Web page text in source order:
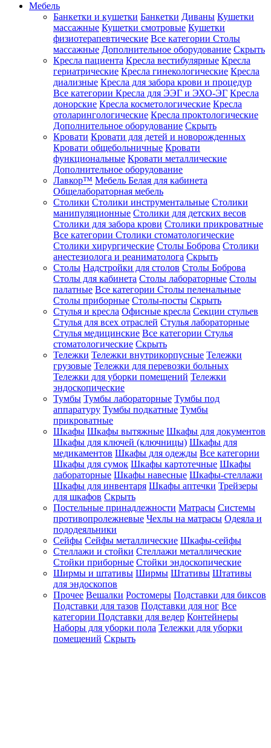
Мебель
Банкетки и кушетки Банкетки Диваны Кушетки
массажные Кушетки смотровые Кушетки
физиотерапевтические Все категории Столы
массажные Дополнительное оборудование Скрыть
Кресла пациента Кресла вестибулярные Кресла
гериатрические Кресла гинекологические Кресла
диализные Кресла для забора крови и процедур
Все категории Кресла для ЭЭГ и ЭХО-ЭГ Кресла
донорские Кресла косметологические Кресла
отоларингологические Кресла проктологические
Дополнительное оборудование Скрыть
Кровати Кровати для детей и новорожденных
Кровати общебольничные Кровати
функциональные Кровати металлические
Дополнительное оборудование
Лавкор™ Мебель Белая для кабинета
Общелабораторная мебель
Столики Столики инструментальные Столики
манипуляционные Столики для детских весов
Столики для забора крови Столики прикроватные
Все категории Столики стоматологические
Столики хирургические Столы Боброва Столики
анестезиолога и реаниматолога Скрыть
Столы Надстройки для столов Столы Боброва
Столы для кабинета Столы лабораторные Столы
палатные Все категории Столы пеленальные
Столы приборные Столы-посты Скрыть
Стулья и кресла Офисные кресла Секции стульев
Стулья для всех отраслей Стулья лабораторные
Стулья медицинские Все категории Стулья
стоматологические Скрыть
Тележки Тележки внутрикорпусные Тележки
грузовые Тележки для перевозки больных
Тележки для уборки помещений Тележки
эндоскопические
Тумбы Тумбы лабораторные Тумбы под
аппаратуру Тумбы подкатные Тумбы
прикроватные
Шкафы Шкафы вытяжные Шкафы для документов
Шкафы для ключей (ключницы) Шкафы для
медикаментов Шкафы для одежды Все категории
Шкафы для сумок Шкафы картотечные Шкафы
лабораторные Шкафы навесные Шкафы-стеллажи
Шкафы для инвентаря Шкафы аптечки Трейзеры
для шкафов Скрыть
Постельные принадлежности Матрасы Системы
противопролежневые Чехлы на матрасы Одеяла и
пододеяльники
Сейфы Сейфы металлические Шкафы-сейфы
Стеллажи и стойки Стеллажи металлические
Стойки приборные Стойки эндоскопические
Ширмы и штативы Ширмы Штативы Штативы
для эндоскопов
Прочее Вешалки Ростомеры Подставки для биксов
Подставки для тазов Подставки для ног Все
категории Подставки для ведер Контейнеры
Наборы для уборки пола Тележки для уборки
помещений Скрыть